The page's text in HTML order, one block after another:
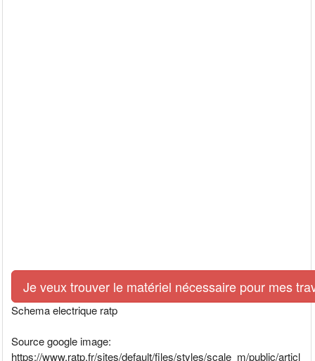
Je veux trouver le matériel nécessaire pour mes
Schema electrique ratp
Source google image:
https://www.ratp.fr/sites/default/files/styles/scale_m/public/articl